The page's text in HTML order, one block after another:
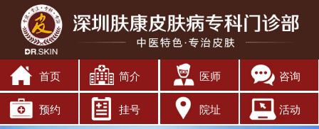
首页 简介 医师 咨询
预约 挂号 院址 活动